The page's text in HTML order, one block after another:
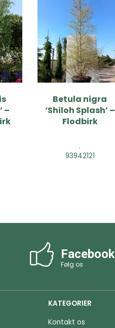
–
Betula nigra
‘Shiloh Splash’ –
Flodbirk
.
93942121
Facebook
Følg os
KATEGORIER
Kontakt os